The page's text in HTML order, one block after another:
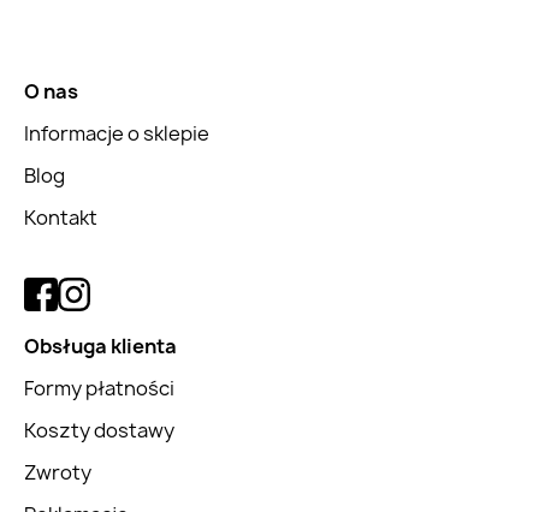
O nas
Informacje o sklepie
Blog
Kontakt
Obsługa klienta
Formy płatności
Koszty dostawy
Zwroty